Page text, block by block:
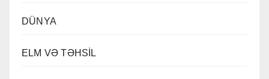
DÜNYA
ELM VƏ TƏHSİL